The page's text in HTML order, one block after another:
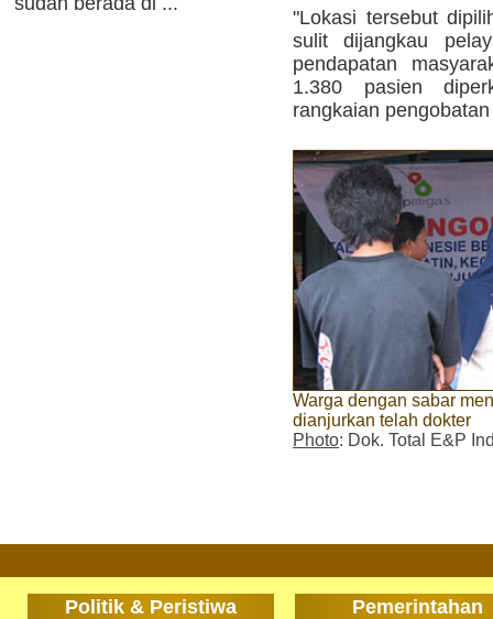
"Lokasi tersebut
sulit dijangkau
pendapatan
1.380 pasien
rangkaian
Warga dengan sabar
dianjurkan telah dokter
Photo: Dok. Total E&P
Politik & Peristiwa Pemerintahan